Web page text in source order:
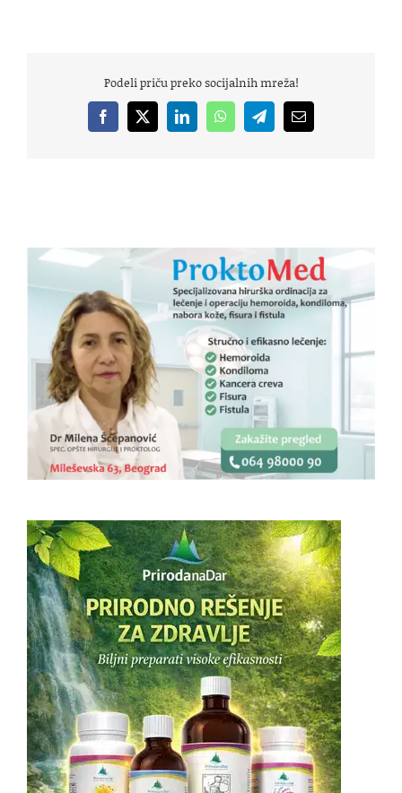
Podeli priču preko socijalnih mreža!
Facebook
X LinkedInWhatsAppTelegramEmail